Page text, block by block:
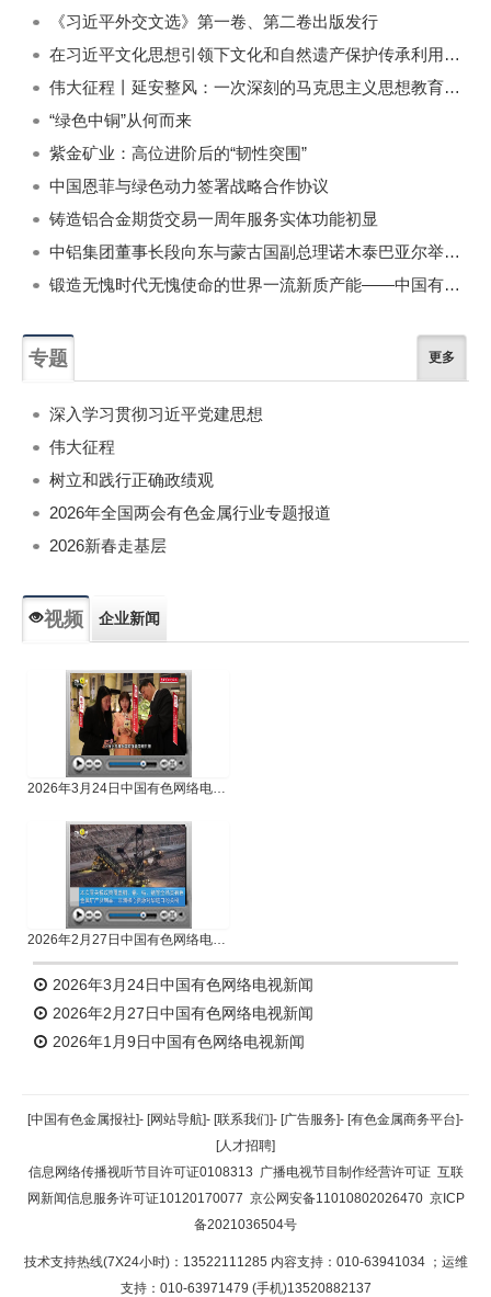
《习近平外交文选》第一卷、第二卷出版发行
在习近平文化思想引领下文化和自然遗产保护传承利用工作开创新局面
伟大征程丨延安整风：一次深刻的马克思主义思想教育运动
“绿色中铜”从何而来
紫金矿业：高位进阶后的“韧性突围”
中国恩菲与绿色动力签署战略合作协议
铸造铝合金期货交易一周年服务实体功能初显
中铝集团董事长段向东与蒙古国副总理诺木泰巴亚尔举行会谈
锻造无愧时代无愧使命的世界一流新质产能——中国有色金属工业的战略应对与破局之道（二）
专题 更多
深入学习贯彻习近平党建思想
伟大征程
树立和践行正确政绩观
2026年全国两会有色金属行业专题报道
2026新春走基层
视频 企业新闻
2026年3月24日中国有色网络电视新闻
2026年2月27日中国有色网络电视新闻
2026年3月24日中国有色网络电视新闻
2026年2月27日中国有色网络电视新闻
2026年1月9日中国有色网络电视新闻
[中国有色金属报社]- [网站导航]- [联系我们]- [广告服务]- [有色金属商务平台]-
[人才招聘]
信息网络传播视听节目许可证0108313 广播电视节目制作经营许可证 互联
网新闻信息服务许可证10120170077 京公网安备11010802026470 京ICP
备2021036504号
技术支持热线(7X24小时)：13522111285 内容支持：010-63941034 ；运维
支持：010-63971479 (手机)13520882137